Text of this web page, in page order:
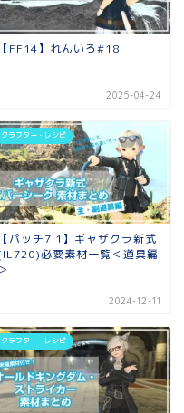
【FF14】れんいろ#18
2025-04-24
クラフター・レシピ
【パッチ7.1】ギャザクラ新式
必要素材一覧＜道具編
＞
2024-12-11
クラフター・レシピ